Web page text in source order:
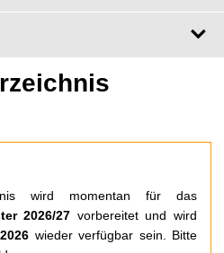
wird momentan für das
2026/27 vorbereitet und wird
wieder verfügbar sein. Bitte